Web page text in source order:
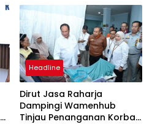
Headline
Dirut Jasa Raharja
Dampingi Wamenhub
Tinjau Penanganan Korban